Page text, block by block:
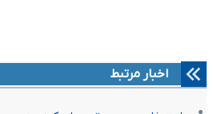
اخبار مرتبط